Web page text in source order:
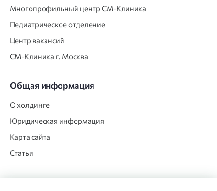
Многопрофильный центр СМ‑Клиника
Педиатрическое отделение
Центр вакансий
СМ‑Клиника г. Москва
Общая информация
О холдинге
Юридическая информация
Карта сайта
Статьи